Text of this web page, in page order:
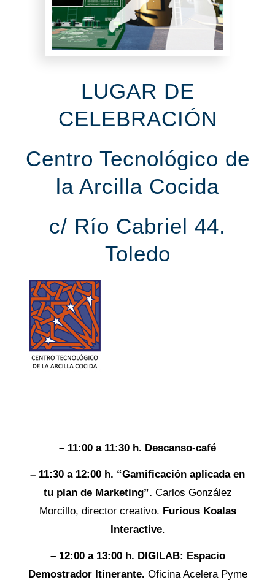
LUGAR DE
CELEBRACIÓN
Centro Tecnológico de
la Arcilla Cocida
c/ Río Cabriel 44.
Toledo
– 11:00 a 11:30 h. Descanso-café
– 11:30 a 12:00 h. “Gamificación aplicada en
tu plan de Marketing”. Carlos González
Morcillo, director creativo. Furious Koalas
Interactive.
– 12:00 a 13:00 h. DIGILAB: Espacio
Demostrador Itinerante. Oficina Acelera Pyme